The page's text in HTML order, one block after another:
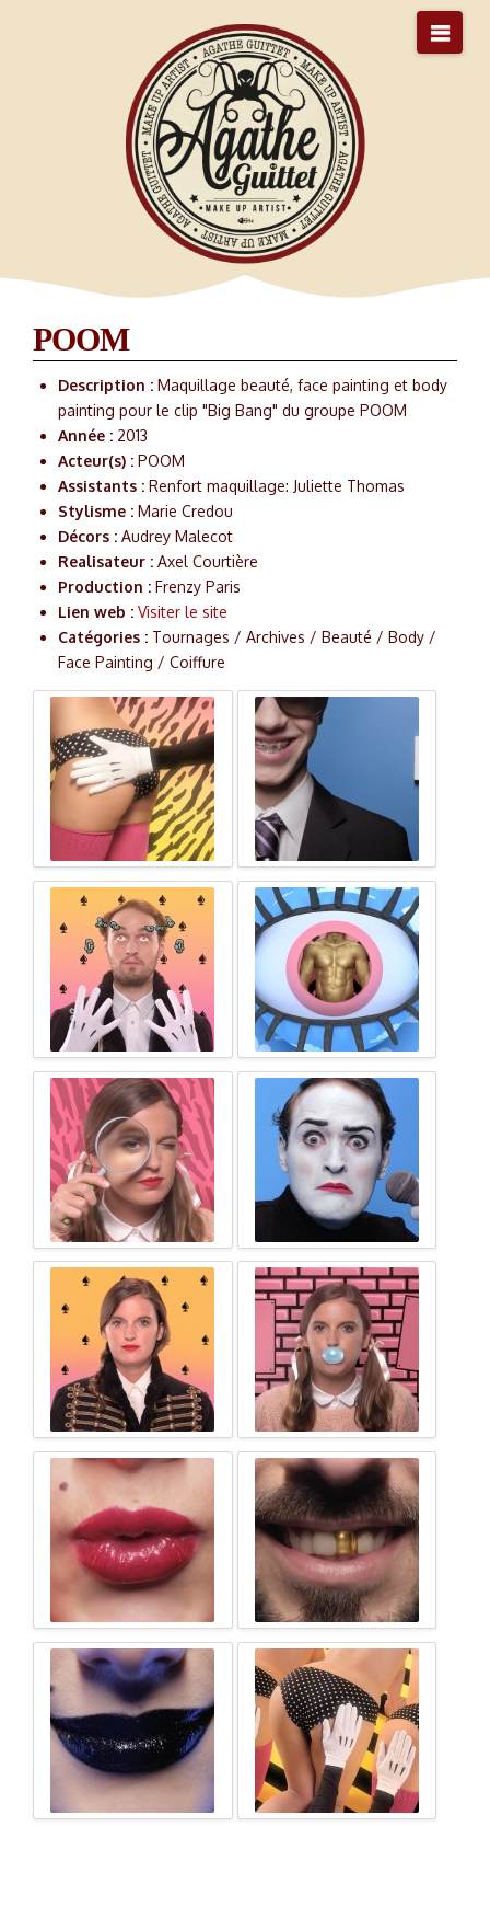
POOM
Description :Maquillage beauté, face painting et body
painting pour le clip "Big Bang" du groupe POOM
Année : 2013
Acteur(s) :POOM
Assistants :Renfort maquillage: Juliette Thomas
Stylisme :Marie Credou
Décors :Audrey Malecot
Realisateur :Axel Courtière
Production :Frenzy Paris
Lien web :Visiter le site
Catégories : Tournages / Archives / Beauté / Body /
Face Painting / Coiffure